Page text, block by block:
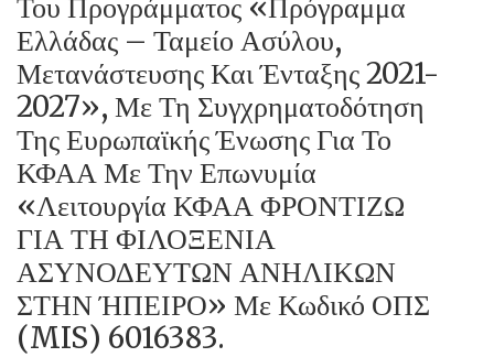
Ελλάδας – Ταμείο Ασύλου,
Μετανάστευσης Και Ένταξης 2021-
2027», Με Τη Συγχρηματοδότηση
Της Ευρωπαϊκής Ένωσης Για Το
ΚΦΑΑ Με Την Επωνυμία
«Λειτουργία ΚΦΑΑ ΦΡΟΝΤΙΖΩ
ΓΙΑ ΤΗ ΦΙΛΟΞΕΝΙΑ
ΑΣΥΝΟΔΕΥΤΩΝ ΑΝΗΛΙΚΩΝ
ΣΤΗΝ ΉΠΕΙΡΟ» Με Κωδικό ΟΠΣ
(MIS) 6016383.